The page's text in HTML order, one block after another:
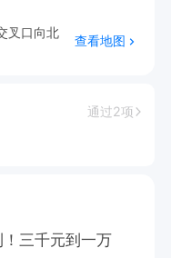
叉口向北
查看地图
通过2项
三千元到一万